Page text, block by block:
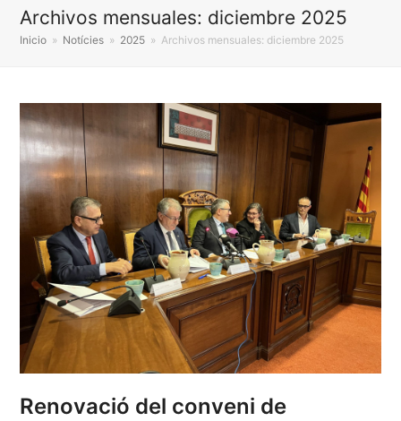
Archivos mensuales: diciembre 2025
Inicio » Notícies » 2025 » Archivos mensuales: diciembre 2025
Renovació del conveni de